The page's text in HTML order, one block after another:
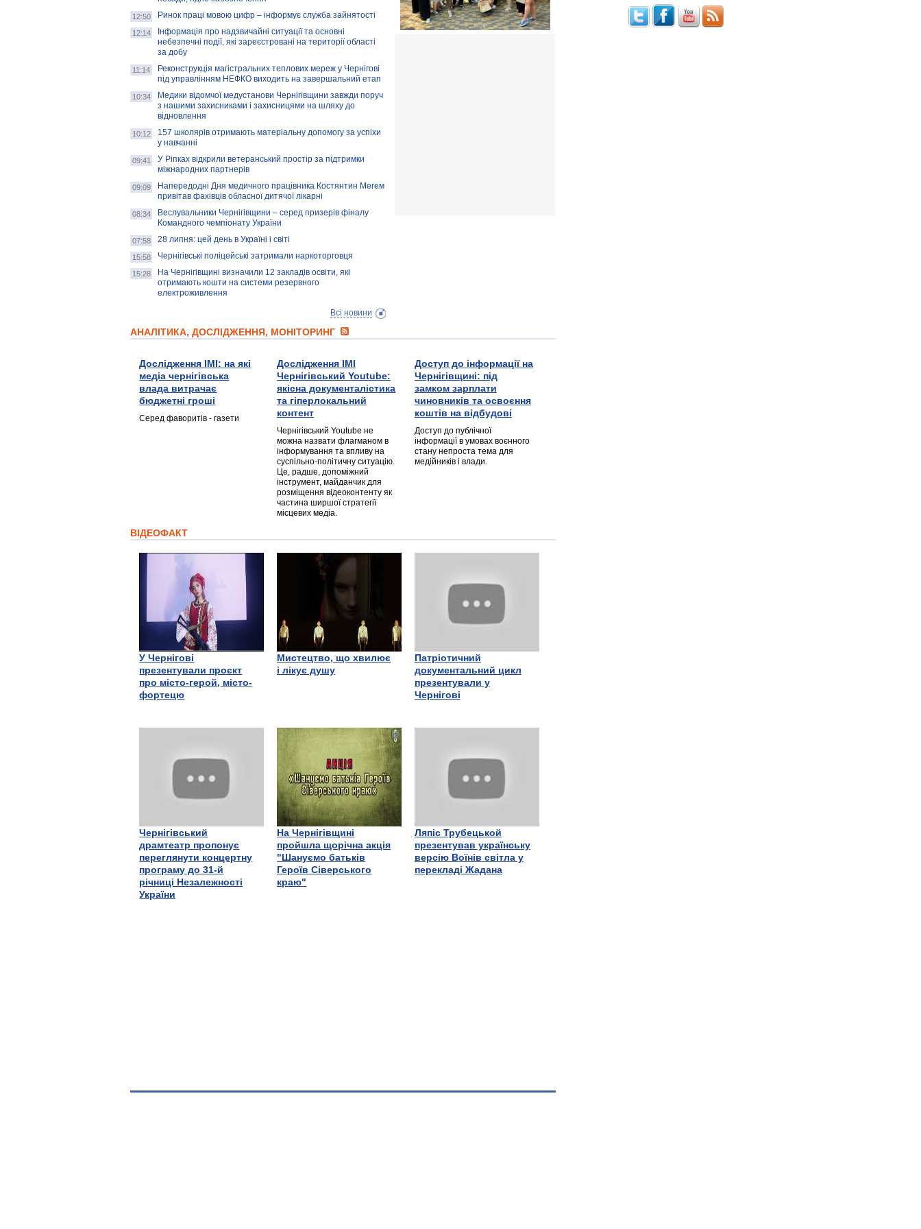
12:50 Ринок праці мовою цифр – інформує служба зайнятості
12:14
Інформація про надзвичайні ситуації та основні
небезпечні події, які зареєстровані на території області
за добу
11:14
Реконструкція магістральних теплових мереж у Чернігові
під управлінням НЕФКО виходить на завершальний етап
10:34
Медики відомчої медустанови Чернігівщини завжди поруч
з нашими захисниками і захисницями на шляху до
відновлення
10:12
157 школярів отримають матеріальну допомогу за успіхи
у навчанні
09:41
У Ріпках відкрили ветеранський простір за підтримки
міжнародних партнерів
09:09
Напередодні Дня медичного працівника Костянтин Мегем
привітав фахівців обласної дитячої лікарні
08:34
Веслувальники Чернігівщини – серед призерів фіналу
Командного чемпіонату України
07:58 28 липня: цей день в Україні і світі
15:58 Чернігівські поліцейські затримали наркоторговця
15:28
На Чернігівщині визначили 12 закладів освіти, які
отримають кошти на системи резервного
електроживлення
Всі новини
АНАЛІТИКА, ДОСЛІДЖЕННЯ, МОНІТОРИНГ
Дослідження ІМІ: на які
медіа чернігівська
влада витрачає
бюджетні гроші
Серед фаворитів - газети
Дослідження ІМІ
Чернігівський Youtube:
якісна документалістика
та гіперлокальний
контент
Чернігівський Youtube не
можна назвати флагманом в
інформування та впливу на
суспільно-політичну ситуацію.
Це, радше, допоміжний
інструмент, майданчик для
розміщення відеоконтенту як
частина ширшої стратегії
місцевих медіа.
Доступ до інформації на
Чернігівщині: під
замком зарплати
чиновників та освоєння
коштів на відбудові
Доступ до публічної
інформації в умовах воєнного
стану непроста тема для
медійників і влади.
ВІДЕОФАКТ
У Чернігові
презентували проєкт
про місто-герой, місто-
фортецю
Мистецтво, що хвилює
і лікує душу
Патріотичний
документальний цикл
презентували у
Чернігові
Чернігівський
драмтеатр пропонує
переглянути концертну
програму до 31-й
річниці Незалежності
України
На Чернігівщині
пройшла щорічна акція
"Шануємо батьків
Героїв Сіверського
краю"
Ляпіс Трубецькой
презентував українську
версію Воїнів світла у
перекладі Жадана